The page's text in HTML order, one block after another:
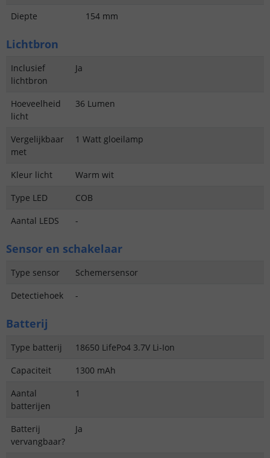
Diepte
154 mm
Lichtbron
Inclusief
lichtbron
Ja
Hoeveelheid
licht
36 Lumen
Vergelijkbaar
met
1 Watt gloeilamp
Kleur licht
Warm wit
Type LED
COB
Aantal LEDS
-
Sensor en schakelaar
Type sensor
Schemersensor
Detectiehoek
-
Batterij
Type batterij
18650 LifePo4 3.7V Li-Ion
Capaciteit
1300 mAh
Aantal
batterijen
1
Batterij
vervangbaar?
Ja